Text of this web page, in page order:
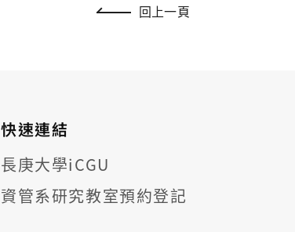
回上一頁
快速連結
長庚大學iCGU
資管系研究教室預約登記